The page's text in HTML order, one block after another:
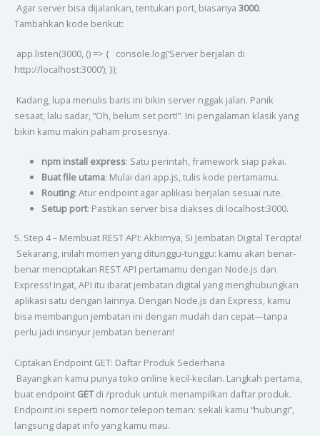
Agar server bisa dijalankan, tentukan port, biasanya 3000.
Tambahkan kode berikut:
app.listen(3000, () => { console.log(‘Server berjalan di
http://localhost:3000’); });
Kadang, lupa menulis baris ini bikin server nggak jalan. Panik
sesaat, lalu sadar, “Oh, belum set port!”. Ini pengalaman klasik yang
bikin kamu makin paham prosesnya.
npm install express: Satu perintah, framework siap pakai.
Buat file utama: Mulai dari app.js, tulis kode pertamamu.
Routing: Atur endpoint agar aplikasi berjalan sesuai rute.
Setup port: Pastikan server bisa diakses di localhost:3000.
5. Step 4 – Membuat REST API: Akhirnya, Si Jembatan Digital Tercipta!
Sekarang, inilah momen yang ditunggu-tunggu: kamu akan benar-
benar menciptakan REST API pertamamu dengan Node.js dan
Express! Ingat, API itu ibarat jembatan digital yang menghubungkan
aplikasi satu dengan lainnya. Dengan Node.js dan Express, kamu
bisa membangun jembatan ini dengan mudah dan cepat—tanpa
perlu jadi insinyur jembatan beneran!
Ciptakan Endpoint GET: Daftar Produk Sederhana
Bayangkan kamu punya toko online kecil-kecilan. Langkah pertama,
buat endpoint GETdi /produk untuk menampilkan daftar produk.
Endpoint ini seperti nomor telepon teman: sekali kamu “hubungi”,
langsung dapat info yang kamu mau.